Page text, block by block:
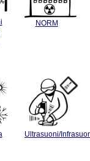
NORM
Ultrasuoni/